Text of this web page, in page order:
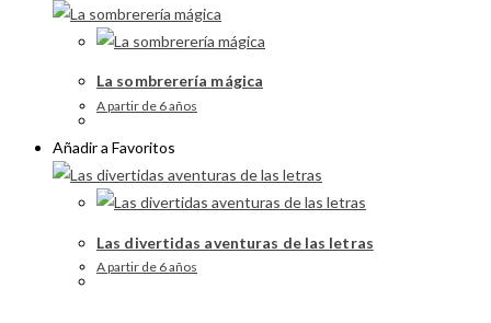
La sombrerería mágica
A partir de 6 años
Añadir a Favoritos
Las divertidas aventuras de las letras
A partir de 6 años